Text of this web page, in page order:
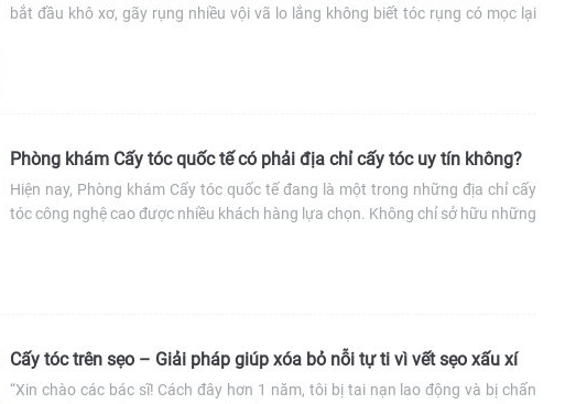
bắt đầu khô xơ, gãy rụng nhiều vội vã lo lắng không biết tóc rụng có mọc lại
Phòng khám Cấy tóc quốc tế có phải địa chỉ cấy tóc uy tín không?
Hiện nay, Phòng khám Cấy tóc quốc tế đang là một trong những địa chỉ cấy
tóc công nghệ cao được nhiều khách hàng lựa chọn. Không chỉ sở hữu những
Cấy tóc trên sẹo – Giải pháp giúp xóa bỏ nỗi tự ti vì vết sẹo xấu xí
“Xin chào các bác sĩ! Cách đây hơn 1 năm, tôi bị tai nạn lao động và bị chấn